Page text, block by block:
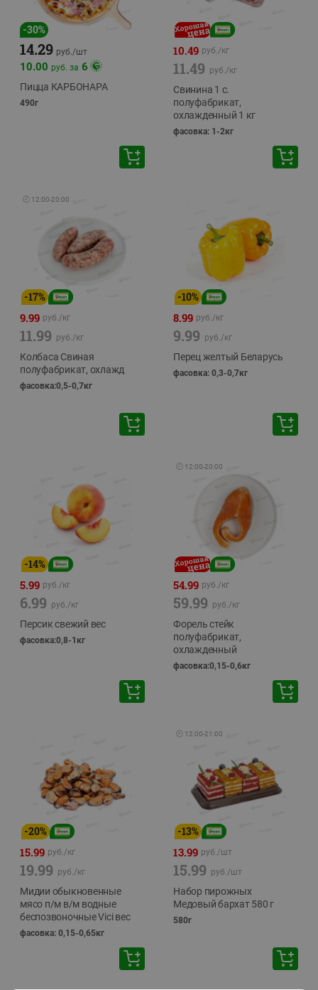
-30%
14.29 руб./шт
10.00 руб. за 6
Пицца КАРБОНАРА
490г
10.49 руб./кг
11.49 руб./кг
Свинина 1 с.
полуфабрикат,
охлажденный 1 кг
фасовка: 1-2кг
🕘 12:00-20:00
-17%
9.99 руб./кг
11.99 руб./кг
Колбаса Свиная
полуфабрикат, охлажд
фасовка:0,5-0,7кг
-10%
8.99 руб./кг
9.99 руб./кг
Перец желтый Беларусь
фасовка: 0,3-0,7кг
-14%
5.99 руб./кг
6.99 руб./кг
Персик свежий вес
фасовка:0,8-1кг
🕘 12:00-20:00
54.99 руб./кг
59.99 руб./кг
Форель стейк
полуфабрикат,
охлажденный
фасовка:0,15-0,6кг
-20%
15.99 руб./кг
19.99 руб./кг
Мидии обыкновенные
мясо п/м в/м водные
беспозвоночные Vici вес
фасовка: 0,15-0,65кг
🕘 12:00-21:00
-13%
13.99 руб./шт
15.99 руб./шт
Набор пирожных
Медовый бархат 580 г
580г